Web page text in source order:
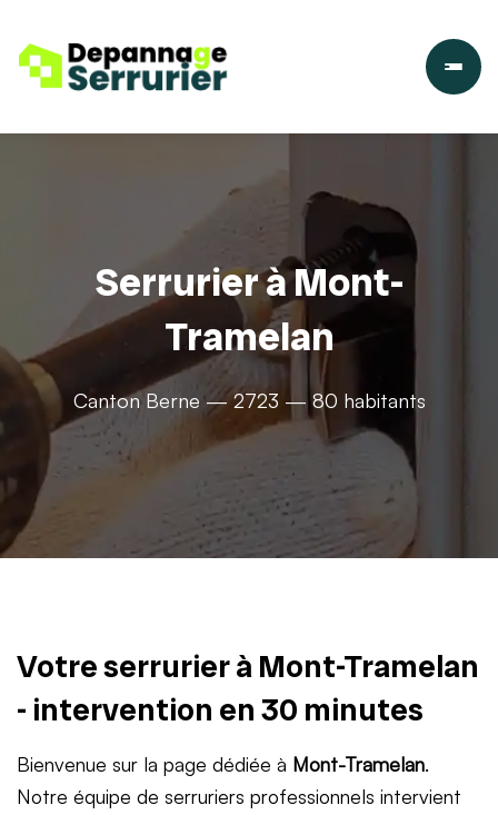
Serrurier à Mont-
Tramelan
Canton Berne — 2723 — 80 habitants
Votre serrurier à Mont-Tramelan
- intervention en 30 minutes
Bienvenue sur la page dédiée à Mont-Tramelan.
Notre équipe de serruriers professionnels intervient